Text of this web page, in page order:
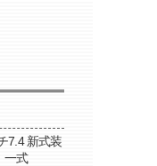
7.4 新式装
一式